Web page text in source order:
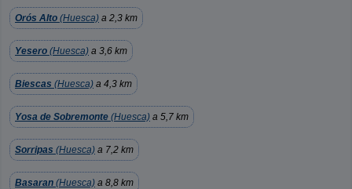
Orós Alto (Huesca) a 2,3 km
Yesero (Huesca) a 3,6 km
Biescas (Huesca) a 4,3 km
Yosa de Sobremonte (Huesca) a 5,7 km
Sorripas (Huesca) a 7,2 km
Basaran (Huesca) a 8,8 km